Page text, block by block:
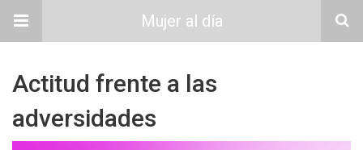
Mujer al día
Actitud frente a las
adversidades